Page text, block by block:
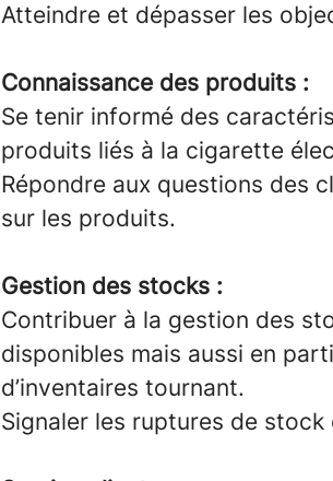
Atteindre et dépasser les
Connaissance des produits :
Se tenir informé des
produits liés à la cigarette
Répondre aux questions des
sur les produits.
Gestion des stocks :
Contribuer à la gestion des
disponibles mais aussi en
d’inventaires tournant.
Signaler les ruptures de